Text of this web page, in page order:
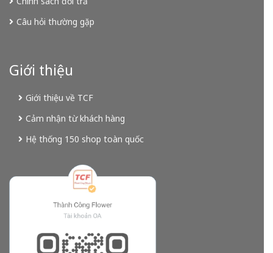
Câu hỏi thường gặp
Giới thiệu
Giới thiệu về TCF
Cảm nhận từ khách hàng
Hệ thống 150 shop toàn quốc